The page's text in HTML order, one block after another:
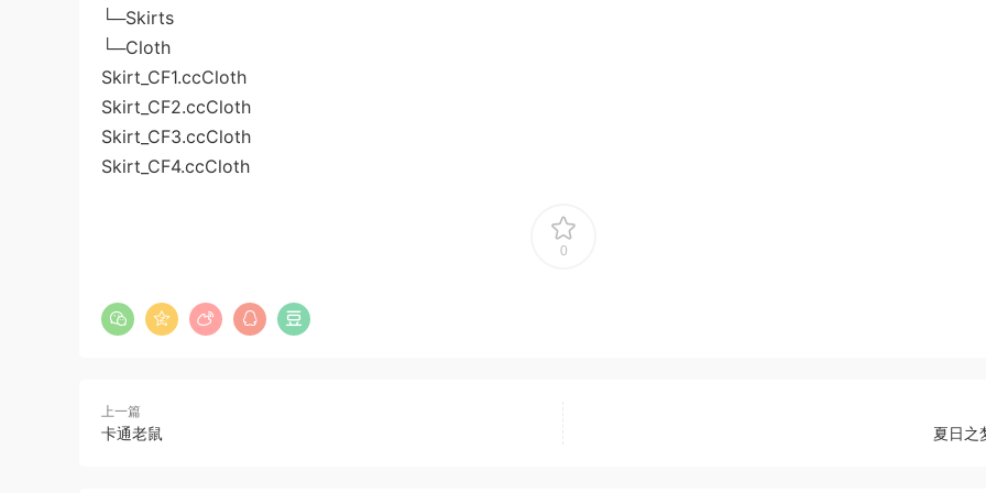
└─Skirts
└─Cloth
Skirt_CF1.ccCloth
Skirt_CF2.ccCloth
Skirt_CF3.ccCloth
Skirt_CF4.ccCloth
0
上一篇
卡通老鼠 夏日之